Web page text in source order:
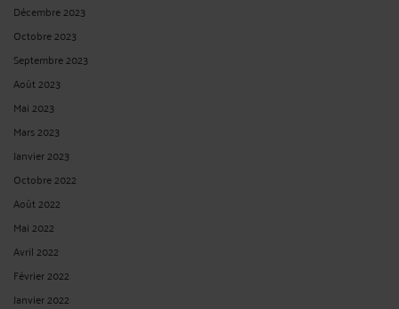
Décembre 2023
Octobre 2023
Septembre 2023
Août 2023
Mai 2023
Mars 2023
Janvier 2023
Octobre 2022
Août 2022
Mai 2022
Avril 2022
Février 2022
Janvier 2022